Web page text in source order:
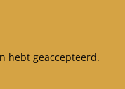
hebt geaccepteerd.